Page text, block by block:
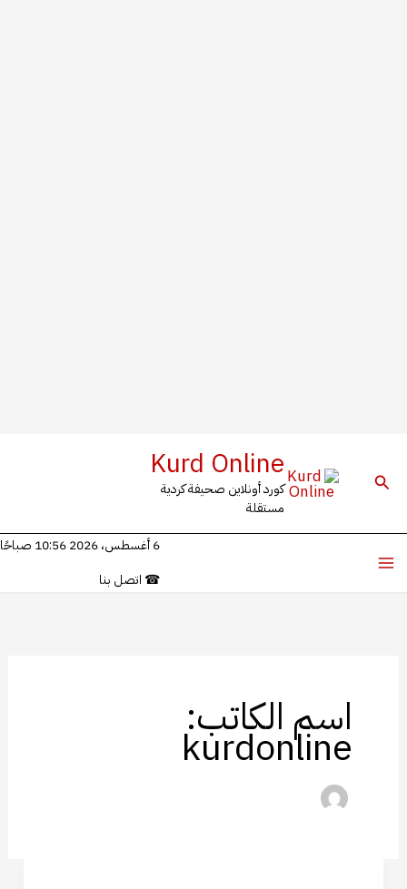
البحث Kurd Online
كورد أونلاين صحيفة كردية
مستقلة
6 أغسطس، 2026 10:56 صباحًا
☎ اتصل بنا
اسم الكاتب:
kurdonline